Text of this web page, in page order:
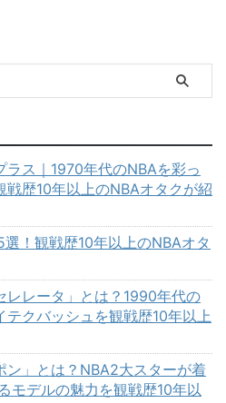
ラス｜1970年代のNBAを彩っ
歴10年以上のNBAオタクが紹
！観戦歴10年以上のNBAオタ
レレータ」とは？1990年代の
テクバッシュを観戦歴10年以上
ン」とは？NBA2大スターが着
モデルの魅力を観戦歴10年以